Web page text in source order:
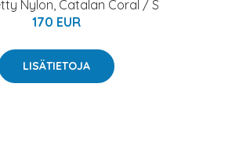
Nylon, Catalan Coral / S
170 EUR
LISÄTIETOJA